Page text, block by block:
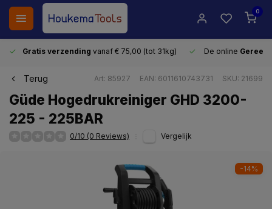
0
Gratis verzending vanaf € 75,00 (tot 31kg) De online
Terug Art: 85927 EAN: 6011610743731 SKU: 21699
Güde Hogedrukreiniger GHD 3200-
225 - 225BAR
0/10 (0 Reviews) Vergelijk
-14%